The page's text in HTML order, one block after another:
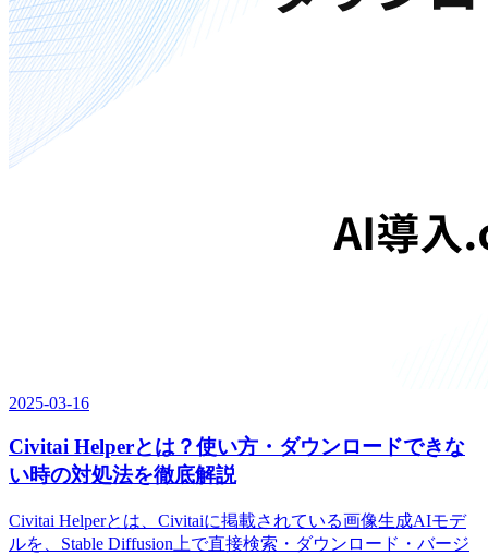
2025-03-16
Civitai Helperとは？使い方・ダウンロードできな
い時の対処法を徹底解説
Civitai Helperとは、Civitaiに掲載されている画像生成AIモデ
ルを、Stable Diffusion上で直接検索・ダウンロード・バージ